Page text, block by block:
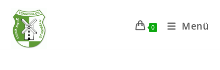
Inhalt
springen
0 Menü